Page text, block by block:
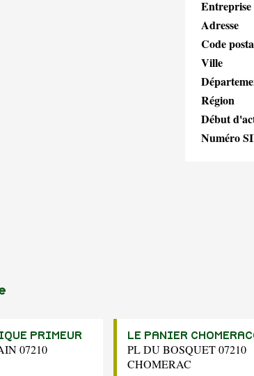
Entreprise
Adresse
Code
Ville
Région
Début
Numéro
PRIMEUR
07210
LE PANIER
PL DU BOSQUET 07210
CHOMERAC